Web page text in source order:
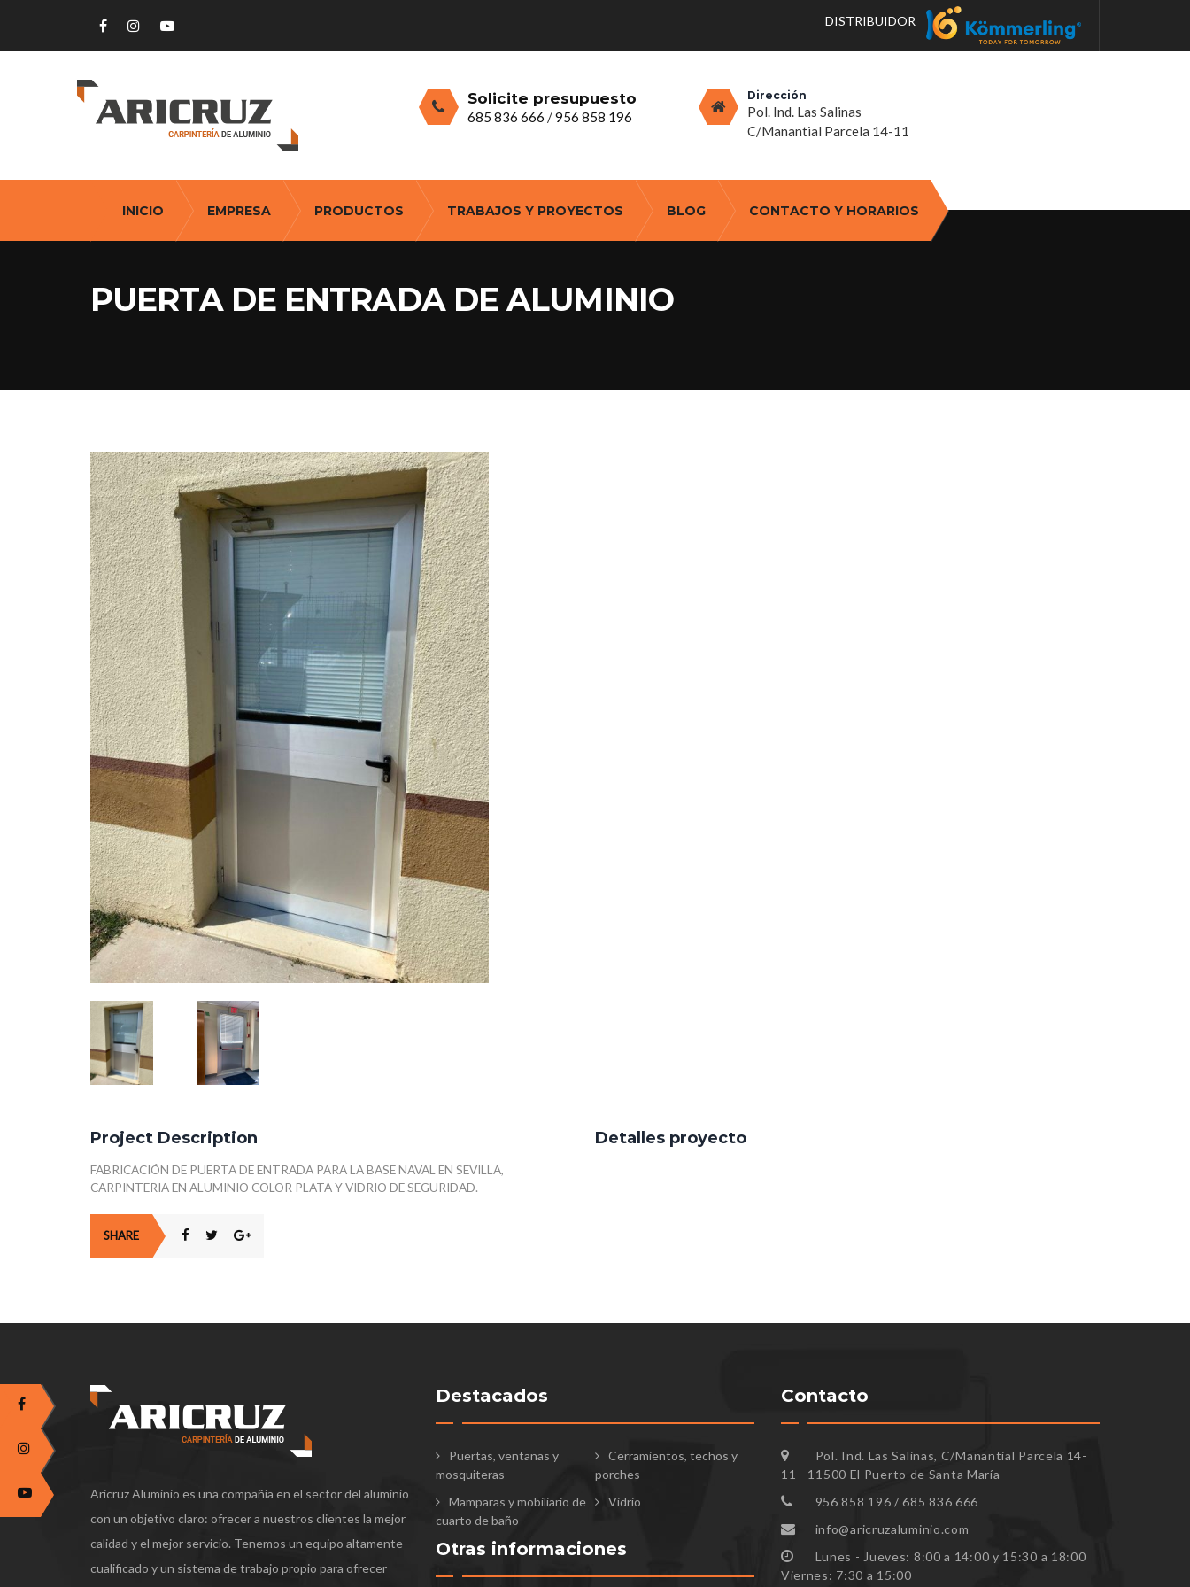
DISTRIBUIDOR
Solicite presupuesto
685 836 666 /956 858 196
Dirección
Pol. Ind. Las Salinas
C/Manantial Parcela 14-11
INICIO EMPRESA PRODUCTOS TRABAJOS Y PROYECTOS BLOG CONTACTO Y HORARIOS
PUERTA DE ENTRADA DE ALUMINIO
Project Description
FABRICACIÓN DE PUERTA DE ENTRADA PARA LA BASE NAVAL EN SEVILLA,
CARPINTERIA EN ALUMINIO COLOR PLATA Y VIDRIO DE SEGURIDAD.
Detalles proyecto
SHARE
Aricruz Aluminio es una compañía en el sector del aluminio
con un objetivo claro: ofrecer a nuestros clientes la mejor
calidad y el mejor servicio. Tenemos un equipo altamente
cualificado y un sistema de trabajo propio para ofrecer
Destacados
Puertas, ventanas y
mosquiteras
Cerramientos, techos y
porches
Mamparas y mobiliario de
cuarto de baño
Vidrio
Otras informaciones
Contacto
Pol. Ind. Las Salinas, C/Manantial Parcela 14-
11 - 11500 El Puerto de Santa María
956 858 196 / 685 836 666
info@aricruzaluminio.com
Lunes - Jueves: 8:00 a 14:00 y 15:30 a 18:00
Viernes: 7:30 a 15:00